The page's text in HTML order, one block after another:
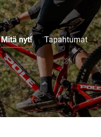
Mitä nyt! Tapahtumat